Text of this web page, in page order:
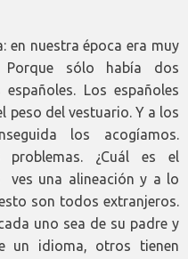
en nuestra época era muy
sólo había dos
Los españoles
peso del vestuario. Y a los
los acogíamos.
problemas. ¿Cuál es el
ves una alineación y a lo
son todos extranjeros.
uno sea de su padre y
un idioma, otros tienen